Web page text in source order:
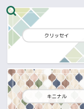
クリッセイ
キニナル